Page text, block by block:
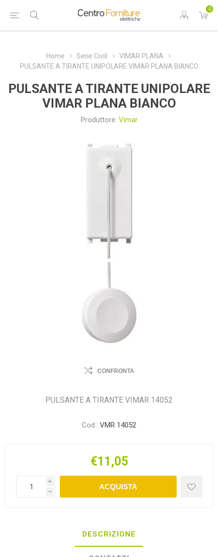
0
Home Serie Civili
VIMAR PLANA
PULSANTE A TIRANTE UNIPOLARE VIMAR PLANA BIANCO
PULSANTE A TIRANTE UNIPOLARE
VIMAR PLANA BIANCO
Produttore: Vimar
CONFRONTA
PULSANTE A TIRANTE VIMAR 14052
Cod.: VMR 14052
€11,05
i
h
ACQUISTA
DESCRIZIONE